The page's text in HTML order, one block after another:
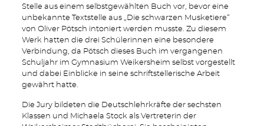
Stelle aus einem selbstgewählten Buch vor, bevor eine
unbekannte Textstelle aus „Die schwarzen Musketiere“
von Oliver Pötsch intoniert werden musste. Zu diesem
Werk hatten die drei Schülerinnen eine besondere
Verbindung, da Pötsch dieses Buch im vergangenen
Schuljahr im Gymnasium Weikersheim selbst vorgestellt
und dabei Einblicke in seine schriftstellerische Arbeit
gewährt hatte.
Die Jury bildeten die Deutschlehrkräfte der sechsten
Klassen und Michaela Stock als Vertreterin der